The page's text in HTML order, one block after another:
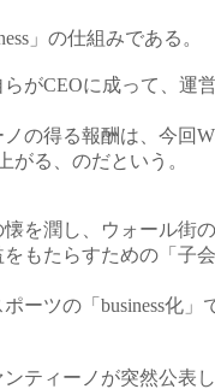
」の仕組みである。
がCEOに成って、運
の得る報酬は、今回
がる、のだという。
を潤し、ウォール街
もたらすための「子
ーツの「business化」
ティーノが突然公表